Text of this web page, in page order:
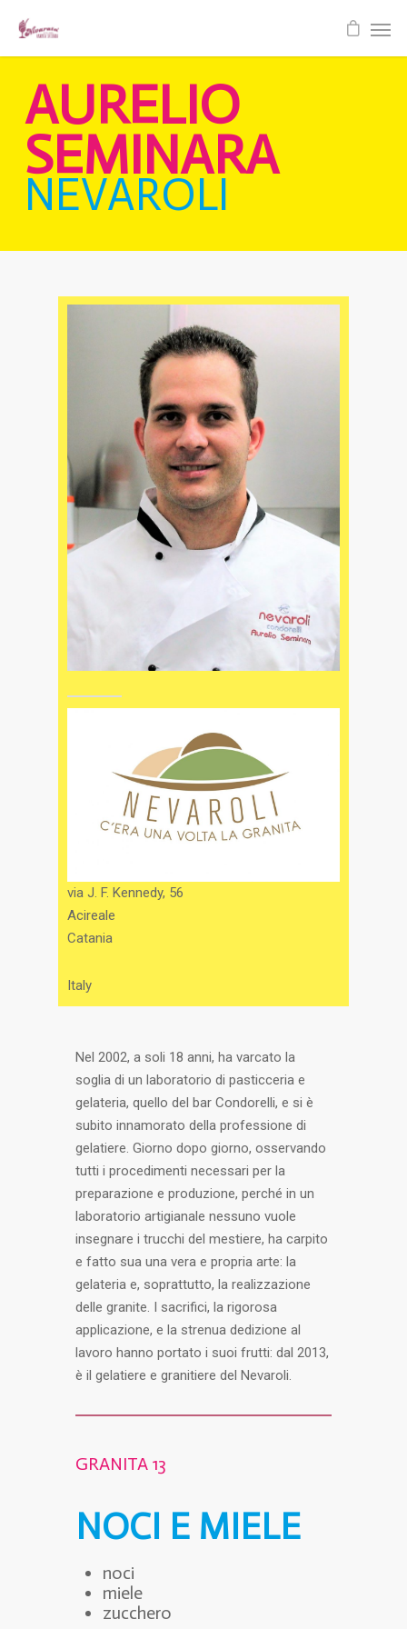
AURELIO
SEMINARA
NEVAROLI
via J. F. Kennedy, 56
Acireale
Catania
Italy
Nel 2002, a soli 18 anni, ha varcato la
soglia di un laboratorio di pasticceria e
gelateria, quello del bar Condorelli, e si è
subito innamorato della professione di
gelatiere. Giorno dopo giorno, osservando
tutti i procedimenti necessari per la
preparazione e produzione, perché in un
laboratorio artigianale nessuno vuole
insegnare i trucchi del mestiere, ha carpito
e fatto sua una vera e propria arte: la
gelateria e, soprattutto, la realizzazione
delle granite. I sacrifici, la rigorosa
applicazione, e la strenua dedizione al
lavoro hanno portato i suoi frutti: dal 2013,
è il gelatiere e granitiere del Nevaroli.
GRANITA 13
NOCI E MIELE
noci
miele
zucchero